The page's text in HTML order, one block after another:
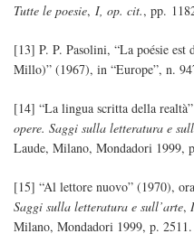
Tutte le poesie, I, op. cit., pp.
[13] P. P. Pasolini, “La poésie
Millo)” (1967), in “Europe”, n.
[14] “La lingua scritta della
opere. Saggi sulla letteratura e
Laude, Milano, Mondadori 1999,
[15] “Al lettore nuovo” (1970),
Saggi sulla letteratura e sull’arte,
Milano, Mondadori 1999, p. 2511.